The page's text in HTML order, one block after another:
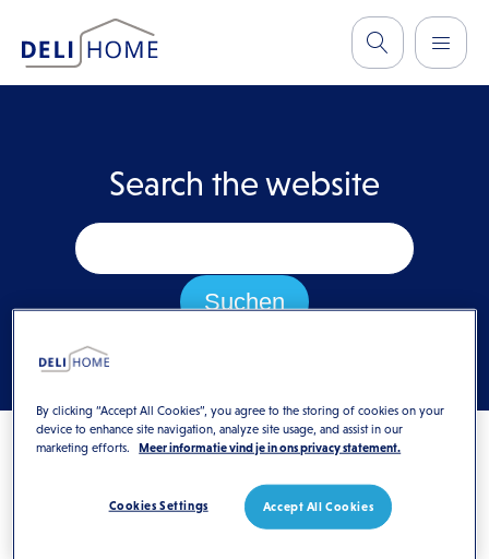
Search the website
By clicking “Accept All Cookies”, you agree to the storing of cookies on your
device to enhance site navigation, analyze site usage, and assist in our
marketing efforts.
Meer informatie vind je in ons privacy statement.
Accept All Cookies
Cookies Settings